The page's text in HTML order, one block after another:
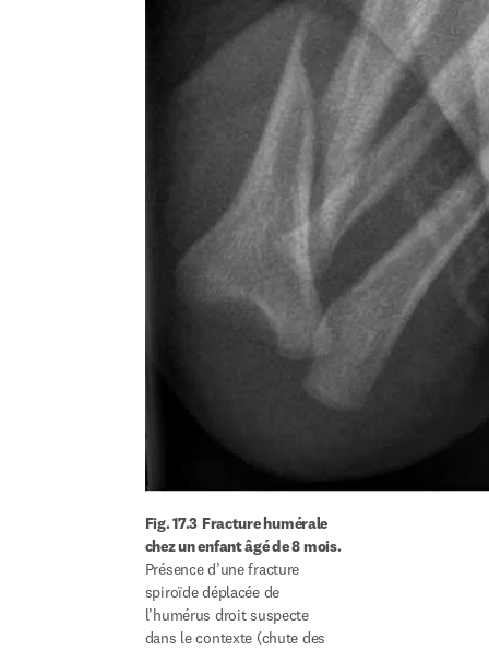
Fig. 17.3 Fracture humérale
chez un enfant âgé de 8 mois.
Présence d’une fracture
spiroïde déplacée de
l’humérus droit suspecte
dans le contexte (chute des